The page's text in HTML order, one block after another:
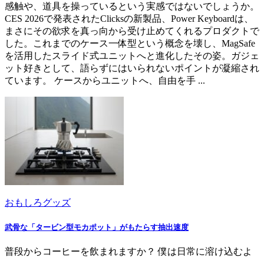
感触や、道具を操っているという実感ではないでしょうか。
CES 2026で発表されたClicksの新製品、Power Keyboardは、
まさにその欲求を真っ向から受け止めてくれるプロダクトで
した。これまでのケース一体型という概念を壊し、MagSafe
を活用したスライド式ユニットへと進化したその姿。ガジェ
ット好きとして、語らずにはいられないポイントが凝縮され
ています。 ケースからユニットへ、自由を手 ...
おもしろグッズ
武骨な「タービン型モカポット」がもたらす抽出速度
普段からコーヒーを飲まれますか？ 僕は日常に溶け込むよ